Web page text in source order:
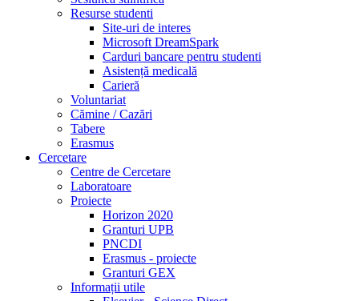
Resurse studenti
Site-uri de interes
Microsoft DreamSpark
Carduri bancare pentru studenti
Asistență medicală
Carieră
Voluntariat
Cămine / Cazări
Tabere
Erasmus
Cercetare
Centre de Cercetare
Laboratoare
Proiecte
Horizon 2020
Granturi UPB
PNCDI
Erasmus - proiecte
Granturi GEX
Informații utile